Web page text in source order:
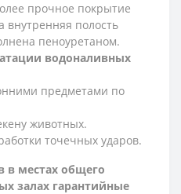
прочное покрытие
внутренняя полость
пеноуретаном.
водоналивных
предметами по
животных.
точечных ударов.
в местах общего
залах гарантийные